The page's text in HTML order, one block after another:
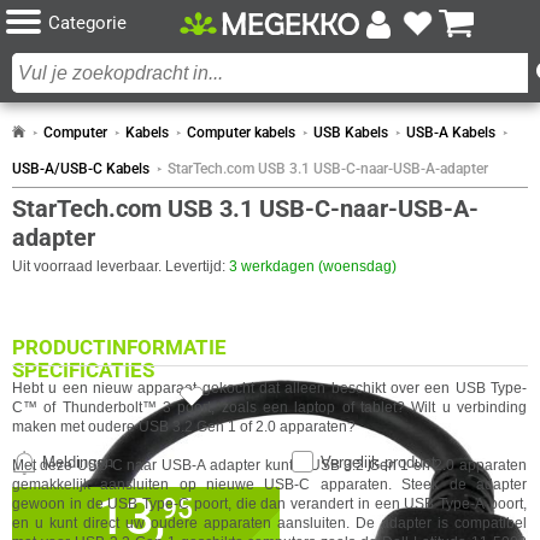
Categorie
Computer Kabels Computer kabels USB Kabels USB-A Kabels
USB-A/USB-C Kabels StarTech.com USB 3.1 USB-C-naar-USB-A-adapter
StarTech.com USB 3.1 USB-C-naar-USB-A-
adapter
Uit voorraad leverbaar. Levertijd: 3 werkdagen (woensdag)
13,95 ✓ 30 dagen bedenktermijn!
✓ 24 maanden garantie!
Vergelijk product
Meldingen
SPECIFICATIES
CERTIFICATEN
Waarde
Certificaten van naleving
Certificering
USB-IF
DESIGN
Eigenschap Waarde
Kabelhulsmateriaal
Polyvinyl chloride (PVC)
PRODUCTINFORMATIE
Hebt u een nieuw apparaat gekocht dat alleen beschikt over een USB Type-
C™ of Thunderbolt™ 3 poort, zoals een laptop of tablet? Wilt u verbinding
maken met oudere USB 3.2 Gen 1 of 2.0 apparaten?
Met deze USB-C naar USB-A adapter kunt u USB 3.2 Gen 1 en 2.0 apparaten
gemakkelijk aansluiten op nieuwe USB-C apparaten. Steek de adapter
gewoon in de USB Type-C poort, die dan verandert in een USB Type-A poort,
en u kunt direct uw oudere apparaten aansluiten. De adapter is compatibel